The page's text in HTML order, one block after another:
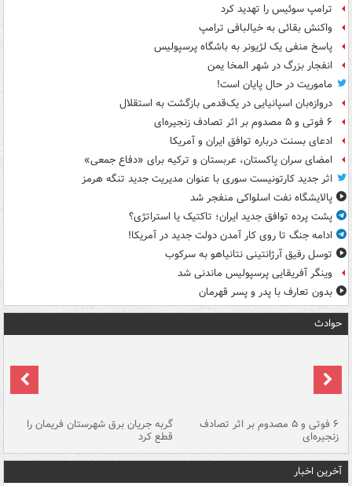
ترامپ سوئیس را تهدید کرد
واکنش بقائی به خیالبافی ترامپ
پاسخ منفی یک لژیونر به باشگاه پرسپولیس
انفجار بزرگ در شهر المخا یمن
ماموریت در حال پایان است!
دروازه‌بان اسپانیایی در یک‌قدمی بازگشت به استقلال
۶ فوتی و ۵ مصدوم بر اثر تصادف زنجیره‌ای
ادعای بسنت درباره توافق ایران و آمریکا
امضای سران پاکستان، عربستان و ترکیه برای «دفاع جمعی»
اثر جدید کارتونیست سوری با عنوان مدیریت جدید تنگه هرمز
پالایشگاه نفت اسلواکی منفجر شد
پشت پرده توافق جدید ایران؛ تاکتیک یا استراتژی؟
ادامه جنگ تا روی کار آمدن دولت جدید در آمریکا!
توسل رفیق آرژانتینی نتانیاهو به سرکوب
وینگر آفریقایی پرسپولیس ماندنی شد
بدون تعارف با پدر و پسر قهرمان
حوادث
۶ فوتی و ۵ مصدوم بر اثر تصادف
زنجیره‌ای
گربه جریان برق شهرستان فریمان را
قطع کرد
آخرین اخبار